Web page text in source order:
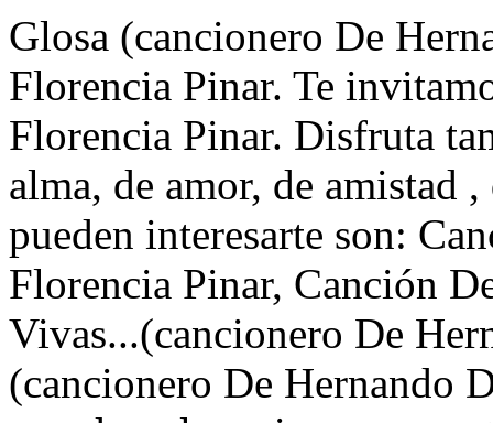
Glosa (cancionero De
Florencia Pinar. Te
Florencia Pinar. Disfruta
alma, de amor, de amistad
pueden interesarte son:
Florencia Pinar, Canción
Vivas...(cancionero De
(cancionero De Hernando